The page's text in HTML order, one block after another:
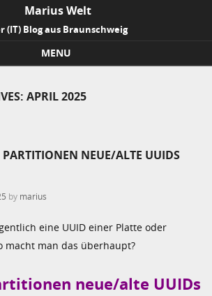
Marius Welt
(IT) Blog aus Braunschweig
MENU
APRIL 2025
NEUE/ALTE UUIDS
by marius
eine UUID einer Platte oder
macht man das überhaupt?
neue/alte UUIDs